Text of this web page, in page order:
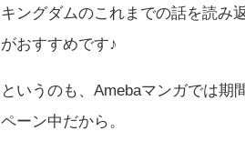
キングダムのこれまでの話を読み
がおすすめです♪
というのも、Amebaマンガでは期
ペーン中だから。